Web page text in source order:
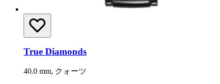
True Diamonds
40.0 mm, クォーツ